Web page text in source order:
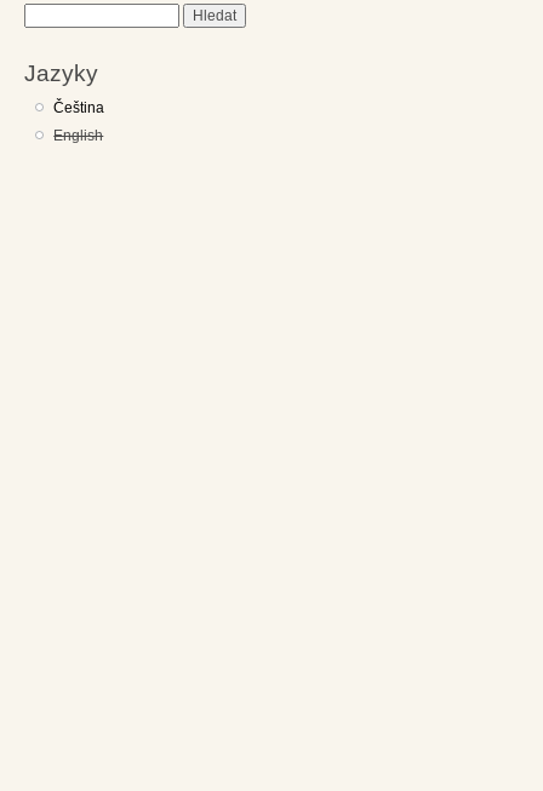
Jazyky
Čeština
English